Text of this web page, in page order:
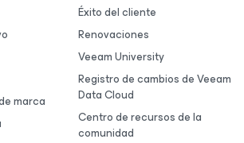
marca
Éxito del cliente
Renovaciones
Veeam University
Registro de cambios de Veeam
Data Cloud
Centro de recursos de la
comunidad